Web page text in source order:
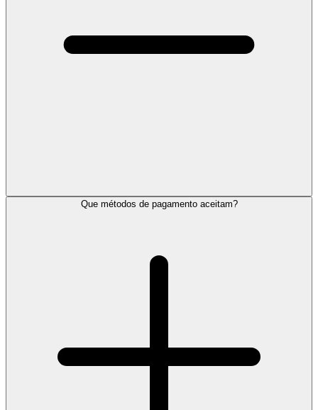
Que métodos de pagamento aceitam?